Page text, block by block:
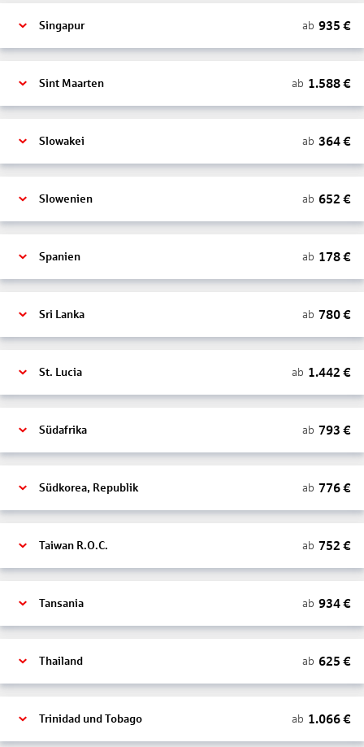
Singapur ab 935 €
Sint Maarten ab 1.588€
Slowakei ab 364€
Slowenien ab 652 €
Spanien ab 178€
Sri Lanka ab 780€
St. Lucia ab 1.442 €
Südafrika ab 793 €
Südkorea, Republik ab 776€
Taiwan R.O.C. ab 752 €
Tansania ab 934€
Thailand ab 625 €
Trinidad und Tobago ab 1.066€